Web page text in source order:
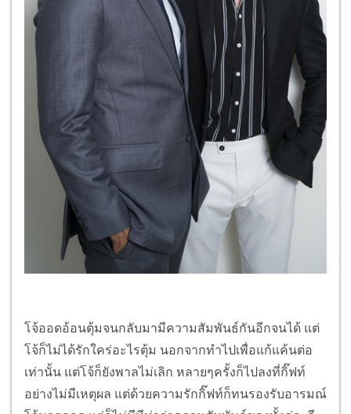
โจ้ออดอ้อนตุ้มจนกลับมามีความสัมพันธ์กันอีกจนได้ แต่
โจ้ก็ไม่ได้รักใคร่อะไรตุ้ม นอกจากทำไปเพื่อแก้แค้นต่อ
เท่านั้น แต่โจ้ก็ยังพาลไม่เลิก หลายๆครั้งก็ไปลงที่กิ๊ฟท์
อย่างไม่มีเหตุผล แต่ด้วยความรักกิ๊ฟท์ก็ทนรองรับอารมณ์